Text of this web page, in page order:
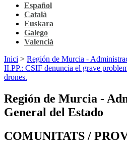
Español
Català
Euskara
Galego
Valencià
Inici > Región de Murcia -
II.PP.: CSIF denuncia el grave
drones.
Región de Murcia -
General del Estado
COMUNITATS /